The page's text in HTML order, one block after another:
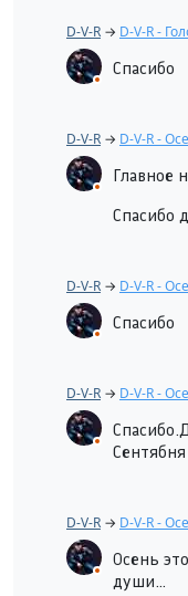
D-V-R → D-V-R -
Спасибо
D-V-R → D-V-R -
Главное
Спасибо
D-V-R → D-V-R -
Спасибо
D-V-R → D-V-R -
Сентябня
D-V-R → D-V-R -
Осень
души…